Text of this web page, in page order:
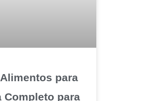
para
Completo para